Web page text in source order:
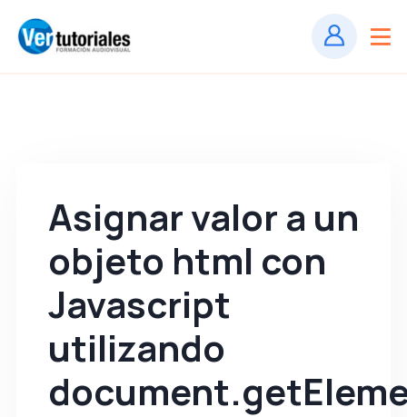
Asignar valor a un
objeto html con
Javascript
utilizando